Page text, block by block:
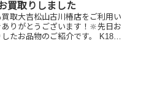
買取りしました
買取大吉松山古川椿店をご利用い
ありがとうございます！🔆先日お
したお品物のご紹介です。 K18喜